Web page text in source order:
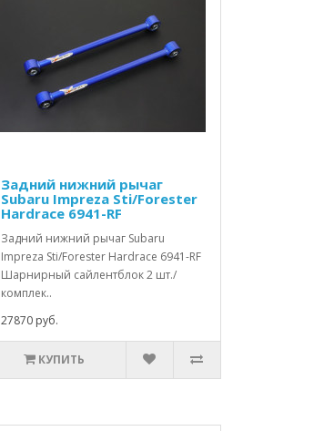
Задний нижний рычаг
Subaru Impreza Sti/Forester
Hardrace 6941-RF
Задний нижний рычаг Subaru
Impreza Sti/Forester Hardrace 6941-RF
Шарнирный сайлентблок 2 шт./
комплек..
27870 руб.
КУПИТЬ